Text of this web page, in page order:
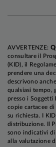
AVVERTENZE:
consultare il
(KID), il
prendere una
descrivono
qualsiasi tempo,
presso i
copie cartacee
su richiesta. I
distribuzione. Il
sono indicativi
alla valutazione